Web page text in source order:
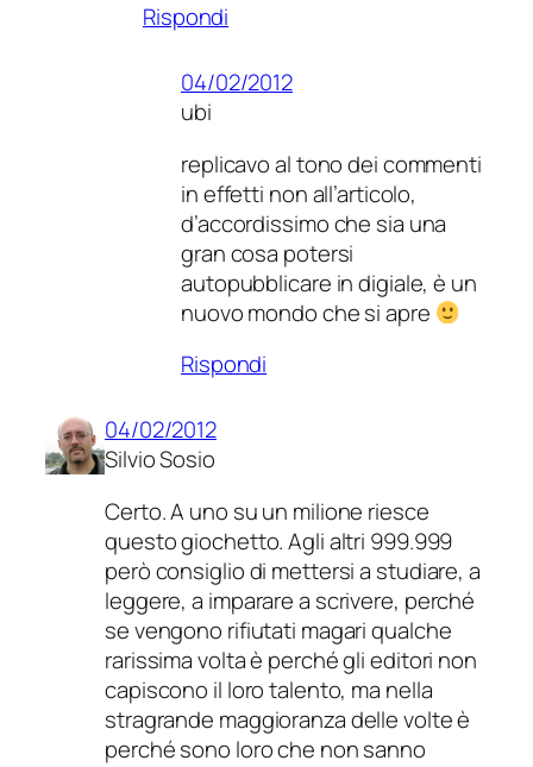
Rispondi
04/02/2012
ubi
replicavo al tono dei commenti
in effetti non all’articolo,
d’accordissimo che sia una
gran cosa potersi
autopubblicare in digiale, è un
nuovo mondo che si apre
Rispondi
04/02/2012
Silvio Sosio
Certo. A uno su un milione riesce
questo giochetto. Agli altri 999.999
però consiglio di mettersi a studiare, a
leggere, a imparare a scrivere, perché
se vengono rifiutati magari qualche
rarissima volta è perché gli editori non
capiscono il loro talento, ma nella
stragrande maggioranza delle volte è
perché sono loro che non sanno